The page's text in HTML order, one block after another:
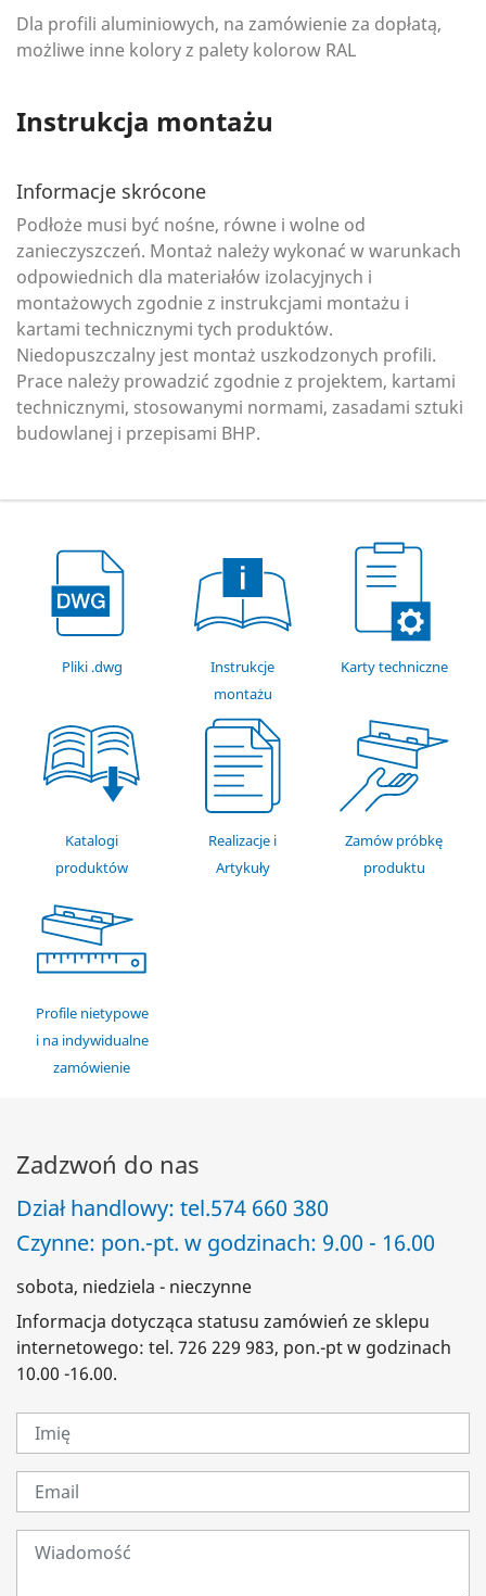
Dla profili aluminiowych, na zamówienie za dopłatą,
możliwe inne kolory z palety kolorow RAL
Instrukcja montażu
Informacje skrócone
Podłoże musi być nośne, równe i wolne od
zanieczyszczeń. Montaż należy wykonać w warunkach
odpowiednich dla materiałów izolacyjnych i
montażowych zgodnie z instrukcjami montażu i
kartami technicznymi tych produktów.
Niedopuszczalny jest montaż uszkodzonych profili.
Prace należy prowadzić zgodnie z projektem, kartami
technicznymi, stosowanymi normami, zasadami sztuki
budowlanej i przepisami BHP.
Pliki .dwg
Instrukcje
montażu
Karty techniczne
Katalogi
produktów
Realizacje i
Artykuły
Zamów próbkę
produktu
Profile nietypowe
i na indywidualne
zamówienie
Zadzwoń do nas
Dział handlowy: tel.574 660 380
Czynne: pon.-pt. w godzinach: 9.00 - 16.00
sobota, niedziela - nieczynne
Informacja dotycząca statusu zamówień ze sklepu
internetowego: tel. 726 229 983, pon.-pt w godzinach
10.00 -16.00.